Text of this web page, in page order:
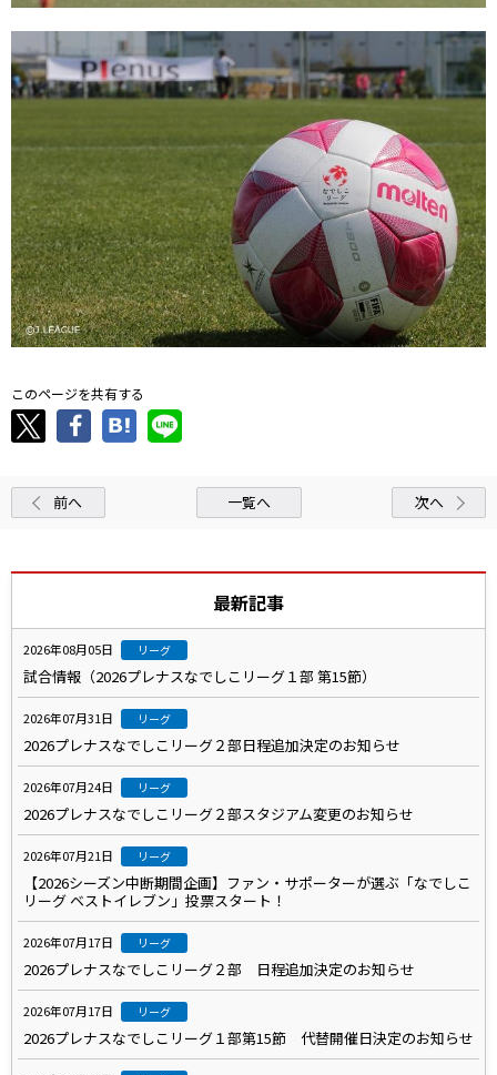
このページを共有する
前へ 一覧へ 次へ
最新記事
2026年08月05日 リーグ
試合情報（2026プレナスなでしこリーグ１部 第15節）
2026年07月31日 リーグ
2026プレナスなでしこリーグ２部日程追加決定のお知らせ
2026年07月24日 リーグ
2026プレナスなでしこリーグ２部スタジアム変更のお知らせ
2026年07月21日 リーグ
【2026シーズン中断期間企画】ファン・サポーターが選ぶ「なでしこ
リーグ ベストイレブン」投票スタート！
2026年07月17日 リーグ
2026プレナスなでしこリーグ２部 日程追加決定のお知らせ
2026年07月17日 リーグ
2026プレナスなでしこリーグ１部第15節 代替開催日決定のお知らせ